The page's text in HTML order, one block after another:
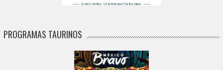
PROGRAMAS TAURINOS